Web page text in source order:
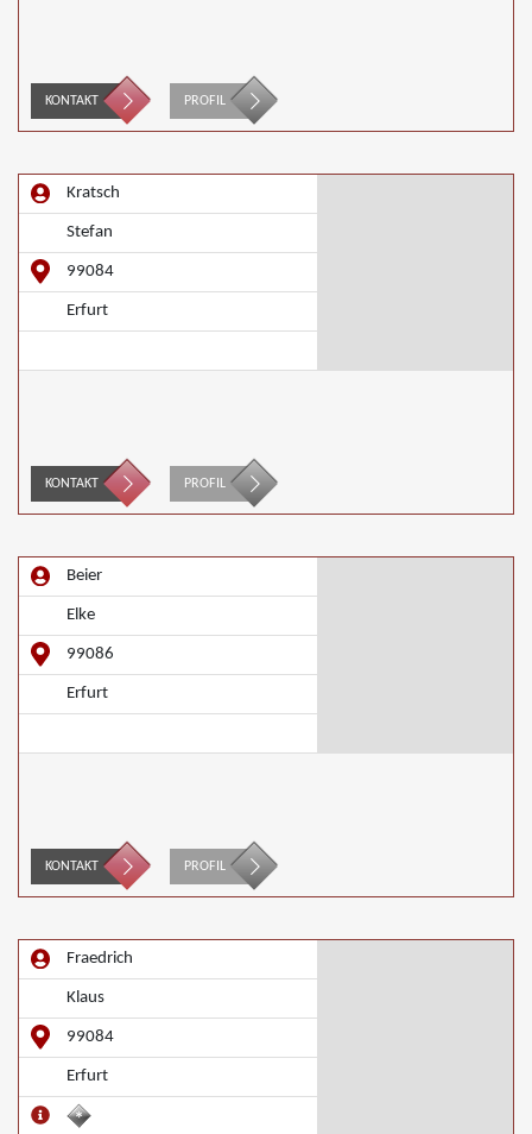
KONTAKT PROFIL
Kratsch
Stefan
99084
Erfurt
KONTAKT PROFIL
Beier
Elke
99086
Erfurt
KONTAKT PROFIL
Fraedrich
Klaus
99084
Erfurt